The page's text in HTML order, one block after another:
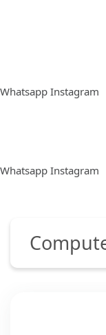
Whatsapp Instagram
Whatsapp Instagram